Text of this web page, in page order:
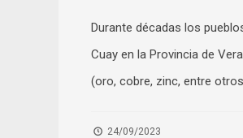
Durante décadas los
Cuay en la Provincia de
(oro, cobre, zinc, entre
24/09/2023